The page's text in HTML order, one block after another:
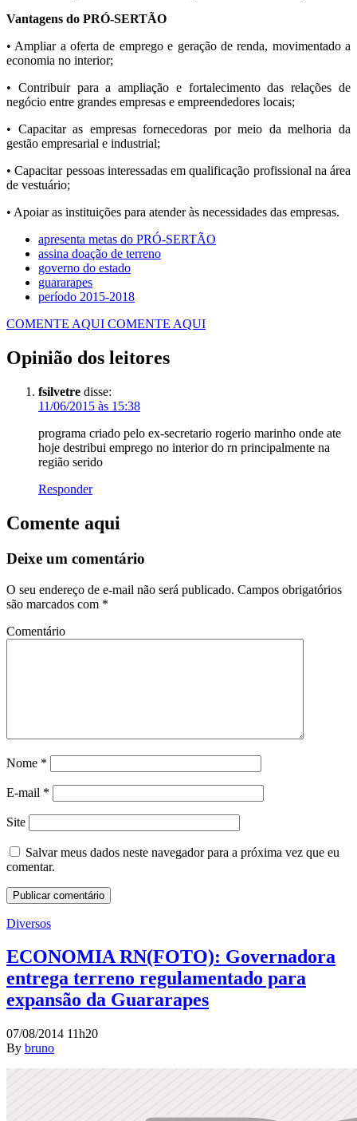
Vantagens do PRÓ-SERTÃO
• Ampliar a oferta de emprego e geração de renda, movimentado a
economia no interior;
• Contribuir para a ampliação e fortalecimento das relações de
negócio entre grandes empresas e empreendedores locais;
• Capacitar as empresas fornecedoras por meio da melhoria da
gestão empresarial e industrial;
• Capacitar pessoas interessadas em qualificação profissional na área
de vestuário;
• Apoiar as instituições para atender às necessidades das empresas.
apresenta metas do PRÓ-SERTÃO
assina doação de terreno
governo do estado
guararapes
período 2015-2018
COMENTE AQUI COMENTE AQUI
Opinião dos leitores
fsilvetre disse:
11/06/2015 às 15:38
programa criado pelo ex-secretario rogerio marinho onde ate
hoje destribui emprego no interior do rn principalmente na
região serido
Responder
Comente aqui
Deixe um comentário
O seu endereço de e-mail não será publicado. Campos obrigatórios
são marcados com *
Comentário
Nome *
E-mail *
Site
Salvar meus dados neste navegador para a próxima vez que eu
comentar.
Diversos
ECONOMIA RN(FOTO): Governadora
entrega terreno regulamentado para
expansão da Guararapes
07/08/2014 11h20
By bruno